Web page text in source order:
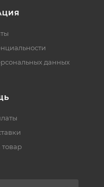
данных
товар